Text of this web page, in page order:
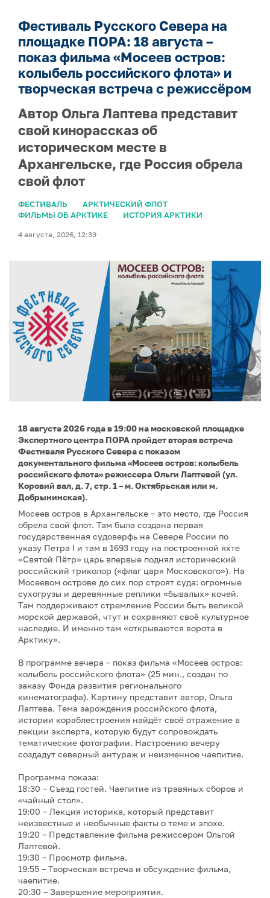
Фестиваль Русского Севера на
площадке ПОРА: 18 августа –
показ фильма «Мосеев остров:
колыбель российского флота» и
творческая встреча с режиссёром
Автор Ольга Лаптева представит
свой кинорассказ об
историческом месте в
Архангельске, где Россия обрела
свой флот
ФЕСТИВАЛЬ
АРКТИЧЕСКИЙ ФЛОТ
ФИЛЬМЫ ОБ АРКТИКЕ
ИСТОРИЯ АРКТИКИ
4 августа, 2026, 12:39
18 августа 2026 года в 19:00 на московской площадке
Экспертного центра ПОРА пройдет вторая встреча
Фестиваля Русского Севера с показом
документального фильма «Мосеев остров: колыбель
российского флота» режиссера Ольги Лаптевой (ул.
Коровий вал, д. 7, стр. 1 – м. Октябрьская или м.
Добрынинская).
Мосеев остров в Архангельске – это место, где Россия
обрела свой флот. Там была создана первая
государственная судоверфь на Севере России по
указу Петра I и там в 1693 году на построенной яхте
«Святой Пётр» царь впервые поднял исторический
российский триколор («флаг царя Московского»). На
Мосеевом острове до сих пор строят суда: огромные
сухогрузы и деревянные реплики «бывалых» кочей.
Там поддерживают стремление России быть великой
морской державой, чтут и сохраняют своё культурное
наследие. И именно там «открываются ворота в
Арктику».
В программе вечера – показ фильма «Мосеев остров:
колыбель российского флота» (25 мин., создан по
заказу Фонда развития регионального
кинематографа). Картину представит автор, Ольга
Лаптева. Тема зарождения российского флота,
истории кораблестроения найдёт своё отражение в
лекции эксперта, которую будут сопровождать
тематические фотографии. Настроению вечеру
создадут северный антураж и неизменное чаепитие.
Программа показа:
18:30 – Съезд гостей. Чаепитие из травяных сборов и
«чайный стол».
19:00 – Лекция историка, который представит
неизвестные и необычные факты о теме и эпохе.
19:20 – Представление фильма режиссером Ольгой
Лаптевой.
19:30 – Просмотр фильма.
19:55 – Творческая встреча и обсуждение фильма,
чаепитие.
20:30 – Завершение мероприятия.